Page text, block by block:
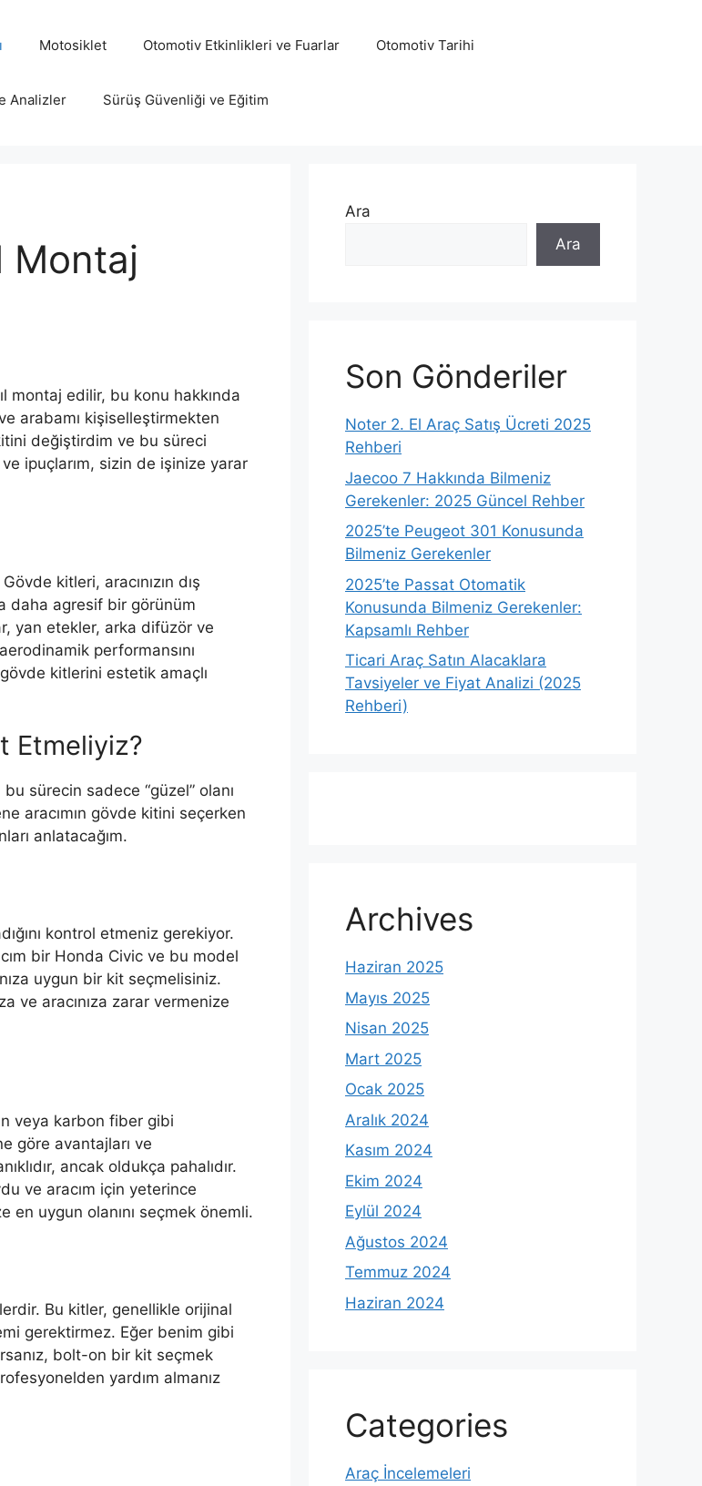
Motosiklet Otomotiv Etkinlikleri ve Fuarlar Otomotiv Tarihi
Analizler Sürüş Güvenliği ve Eğitim
Montaj
montaj edilir, bu konu hakkında
arabamı kişiselleştirmekten
değiştirdim ve bu süreci
ipuçlarım, sizin de işinize yarar
kitleri, aracınızın dış
daha agresif bir görünüm
yan etekler, arka difüzör ve
performansını
kitlerini estetik amaçlı
Etmeliyiz?
sürecin sadece “güzel” olanı
aracımın gövde kitini seçerken
anlatacağım.
kontrol etmeniz gerekiyor.
bir Honda Civic ve bu model
uygun bir kit seçmelisiniz.
ve aracınıza zarar vermenize
veya karbon fiber gibi
göre avantajları ve
ancak oldukça pahalıdır.
ve aracım için yeterince
en uygun olanını seçmek önemli.
Bu kitler, genellikle orijinal
gerektirmez. Eğer benim gibi
bolt-on bir kit seçmek
yardım almanız
Ara
Ara
Son Gönderiler
Noter 2. El Araç Satış Ücreti 2025
Rehberi
Jaecoo 7 Hakkında Bilmeniz
Gerekenler: 2025 Güncel Rehber
2025’te Peugeot 301 Konusunda
Bilmeniz Gerekenler
2025’te Passat Otomatik
Konusunda Bilmeniz Gerekenler:
Kapsamlı Rehber
Ticari Araç Satın Alacaklara
Tavsiyeler ve Fiyat Analizi (2025
Rehberi)
Archives
Haziran 2025
Mayıs 2025
Nisan 2025
Mart 2025
Ocak 2025
Aralık 2024
Kasım 2024
Ekim 2024
Eylül 2024
Ağustos 2024
Temmuz 2024
Haziran 2024
Categories
Araç İncelemeleri